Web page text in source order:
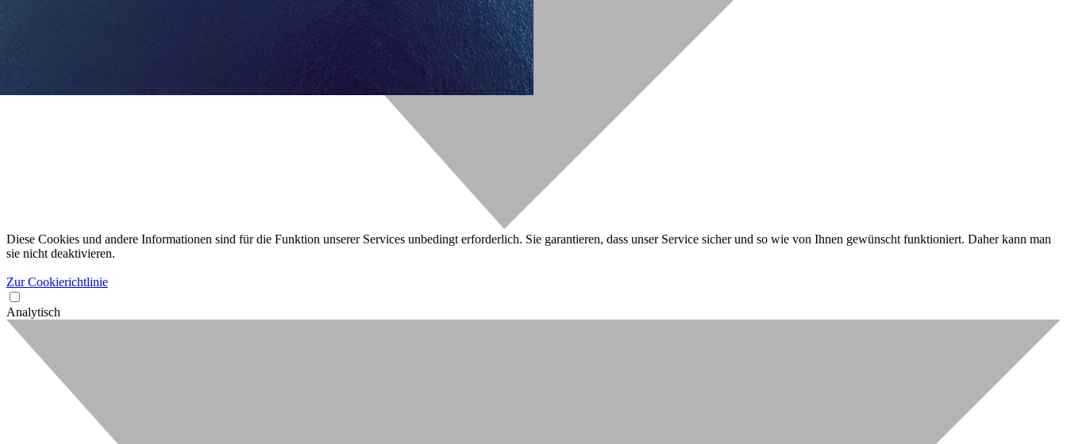
Diese Cookies und andere Informationen sind für die Funktion unserer Services unbedingt erforderlich. Sie garantieren, dass unser Service sicher und so wie von Ihnen gewünscht funktioniert. Daher kann man
sie nicht deaktivieren.
Zur Cookierichtlinie
Analytisch